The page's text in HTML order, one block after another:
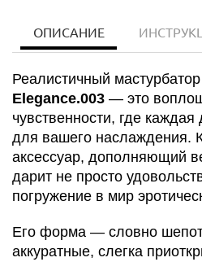
ОПИСАНИЕ
Реалистичный мастурбатор
Elegance.003 — это
чувственности, где
для вашего наслаждения.
аксессуар, дополняющий
дарит не просто
погружение в мир
Его форма — словно
аккуратные, слегка